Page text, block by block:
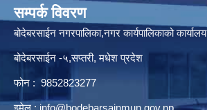
सम्पर्क विवरण
बोदेबरसाईन नगरपालिका,नगर कार्यपालिकाको कार्यालय
बोदेबरसाईन -५,सप्तरी, मधेश प्रदेश
फोन : 9852823277